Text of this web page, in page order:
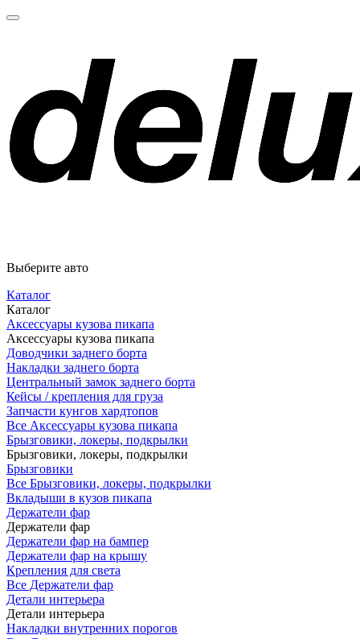
Выберите авто
Каталог
Каталог
Аксессуары кузова пикапа
Аксессуары кузова пикапа
Доводчики заднего борта
Накладки заднего борта
Центральный замок заднего борта
Кейсы / крепления для груза
Запчасти кунгов хардтопов
Все Аксессуары кузова пикапа
Брызговики, локеры, подкрылки
Брызговики, локеры, подкрылки
Брызговики
Все Брызговики, локеры, подкрылки
Вкладыши в кузов пикапа
Держатели фар
Держатели фар
Держатели фар на бампер
Держатели фар на крышу
Крепления для света
Все Держатели фар
Детали интерьера
Детали интерьера
Накладки внутренних порогов